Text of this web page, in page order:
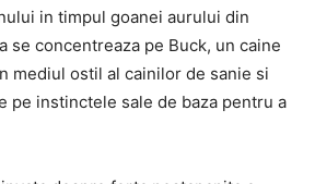
in timpul goanei aurului din
se concentreaza pe Buck, un caine
mediul ostil al cainilor de sanie si
pe instinctele sale de baza pentru a